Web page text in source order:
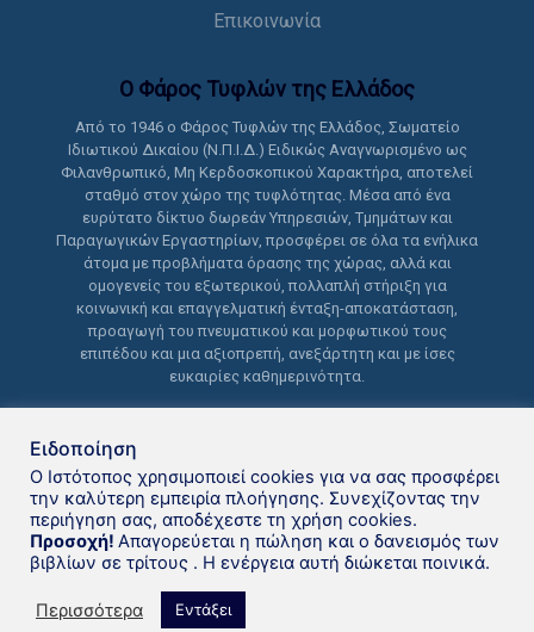
Επικοινωνία
Ο Φάρος Τυφλών της Ελλάδoς
Από το 1946 ο Φάρος Τυφλών της Ελλάδος, Σωματείο
Ιδιωτικού Δικαίου (Ν.Π.Ι.Δ.) Ειδικώς Αναγνωρισμένο ως
Φιλανθρωπικό, Μη Κερδοσκοπικού Χαρακτήρα, αποτελεί
σταθμό στον χώρο της τυφλότητας. Μέσα από ένα
ευρύτατο δίκτυο δωρεάν Υπηρεσιών, Τμημάτων και
Παραγωγικών Εργαστηρίων, προσφέρει σε όλα τα ενήλικα
άτομα με προβλήματα όρασης της χώρας, αλλά και
ομογενείς του εξωτερικού, πολλαπλή στήριξη για
κοινωνική και επαγγελματική ένταξη-αποκατάσταση,
προαγωγή του πνευματικού και μορφωτικού τους
επιπέδου και μια αξιοπρεπή, ανεξάρτητη και με ίσες
ευκαιρίες καθημερινότητα.
Δανειστική βιβλιοθήκη Φάρου
Τυφλών της Ελλάδoς © 2021
Ειδοποίηση
Ο Ιστότοπος χρησιμοποιεί cookies για να σας προσφέρει
την καλύτερη εμπειρία πλοήγησης. Συνεχίζοντας την
περιήγηση σας, αποδέχεστε τη χρήση cookies.
Προσοχή! Απαγορεύεται η πώληση και ο δανεισμός των
βιβλίων σε τρίτους . Η ενέργεια αυτή διώκεται ποινικά.
Περισσότερα Εντάξει